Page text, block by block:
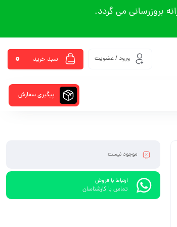
بروزرسانی می گردد.
ورود / عضویت سبد خرید 0
پیگیری سفارش
موجود نیست
ارتباط با فروش
تماس با کارشناسان